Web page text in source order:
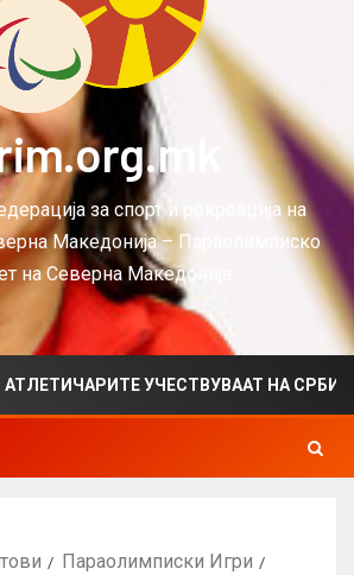
за спорт и рекреација на
Македонија – Параолимписко
на Северна Македонија
УЧЕСТВУВААТ НА СРБИЈА ОПЕН
Параолимписки Игри